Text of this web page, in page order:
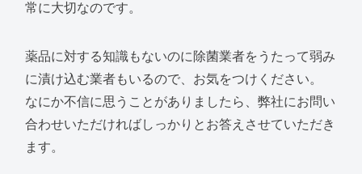
常に大切なのです。
薬品に対する知識もないのに除菌業者をうたって弱み
に漬け込む業者もいるので、お気をつけください。
なにか不信に思うことがありましたら、弊社にお問い
合わせいただければしっかりとお答えさせていただき
ます。